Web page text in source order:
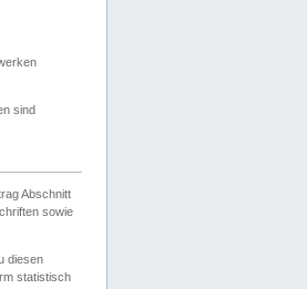
sind
Abschnitt
sowie
diesen
statistisch